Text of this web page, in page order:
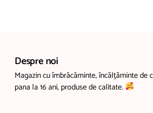
Despre noi
Magazin cu îmbrăcăminte, încălțăminte de
pana la 16 ani, produse de calitate.